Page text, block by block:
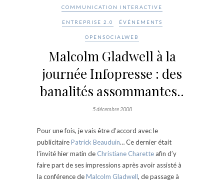
COMMUNICATION INTERACTIVE
ENTREPRISE 2.0 ÉVÉNEMENTS
OPENSOCIALWEB
Malcolm Gladwell à la
journée Infopresse : des
banalités assommantes..
5 décembre 2008
Pour une fois, je vais être d’accord avec le
publicitairePatrick Beauduin… Ce dernier était
l’invité hier matin de Christiane Charette afin d’y
faire part de ses impressions après avoir assisté à
la conférence deMalcolm Gladwell, de passage à